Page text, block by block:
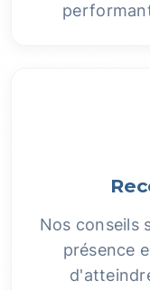
Nos conseils
présence